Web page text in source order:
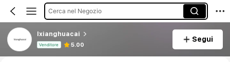
Cerca nel Negozio
lxianghuacai
Venditore 5.00
Segui